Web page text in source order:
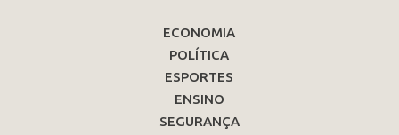
ECONOMIA
POLÍTICA
ESPORTES
ENSINO
SEGURANÇA